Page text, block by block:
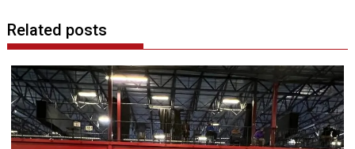
Related posts